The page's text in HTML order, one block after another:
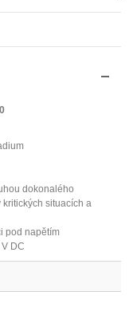
dokonalého
situacích a
pod napětím
DC